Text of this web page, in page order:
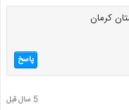
کرمان
پاسخ
5 سال قبل